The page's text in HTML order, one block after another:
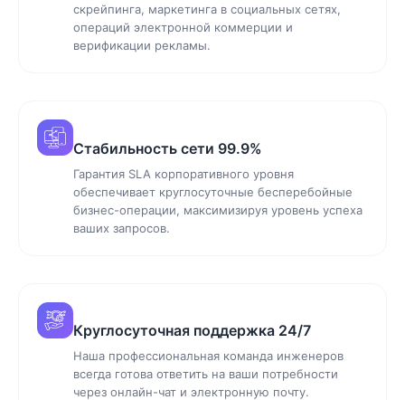
скрейпинга, маркетинга в социальных сетях,
операций электронной коммерции и
верификации рекламы.
Стабильность сети 99.9%
Гарантия SLA корпоративного уровня
обеспечивает круглосуточные бесперебойные
бизнес-операции, максимизируя уровень успеха
ваших запросов.
Круглосуточная поддержка 24/7
Наша профессиональная команда инженеров
всегда готова ответить на ваши потребности
через онлайн-чат и электронную почту.